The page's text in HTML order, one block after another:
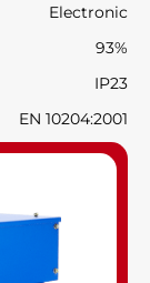
Electronic
93%
IP23
EN 10204:2001